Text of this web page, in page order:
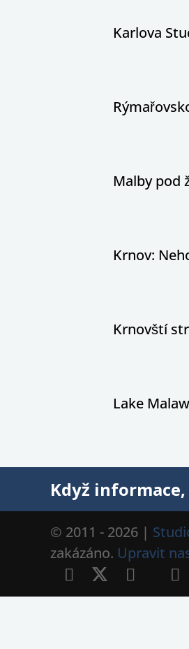
Karlova
Malby pod
Krnov:
Krnovští
Lake
Když informace,
© 2011 - 2026 |
zakázáno. Upravit